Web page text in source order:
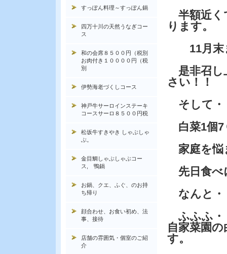
半額近く
ります。
11月末
是非召し
さい！！
そして・
白菜1個7
家庭を悩
先日食べ
なんと・
ふふふ・
自家菜園
す。
すっぽん料理～すっぽん鍋
四万十川の天然うなぎコー
ス
和の会席８５００円（税別
お肉付き１００００円（税
別
伊勢海老づくしコース
神戸牛サーロインステーキ
コースサーロ８５００円税
松坂牛すきやき しゃぶしゃ
ぶ。
金目鯛しゃぶしゃぶコー
ス, 鴨鍋
お鍋、クエ、ふぐ、のお持
ち帰り
顔合わせ、お食い初め、法
事、接待
店舗の雰囲気・個室のご紹
介